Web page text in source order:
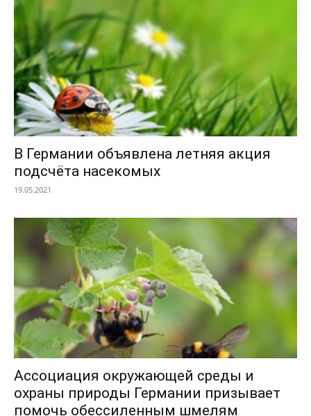
В Германии объявлена летняя акция
подсчёта насекомых
19.05.2021
Ассоциация окружающей среды и
охраны природы Германии призывает
помочь обессиленным шмелям